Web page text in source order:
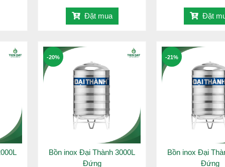
Đặt mua Đặt
Bồn inox Đại Thành 3000L
Đứng
-20%
Bồn inox Đại
Đứng
-21%